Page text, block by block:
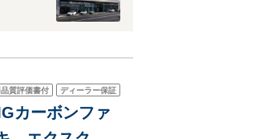
質評価書付 ディーラー保証
カーボンファ